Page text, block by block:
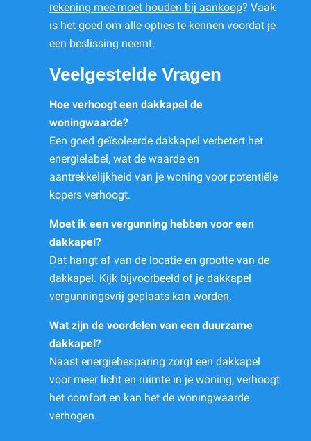
rekening mee moet houden bij aankoop? Vaak
is het goed om alle opties te kennen voordat je
een beslissing neemt.
Veelgestelde Vragen
Hoe verhoogt een dakkapel de
woningwaarde?
Een goed geïsoleerde dakkapel verbetert het
energielabel, wat de waarde en
aantrekkelijkheid van je woning voor potentiële
kopers verhoogt.
Moet ik een vergunning hebben voor een
dakkapel?
Dat hangt af van de locatie en grootte van de
dakkapel. Kijk bijvoorbeeld of je dakkapel
vergunningsvrij geplaats kan worden.
Wat zijn de voordelen van een duurzame
dakkapel?
Naast energiebesparing zorgt een dakkapel
voor meer licht en ruimte in je woning, verhoogt
het comfort en kan het de woningwaarde
verhogen.